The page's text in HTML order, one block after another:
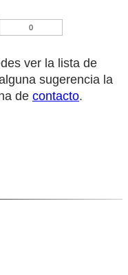
0
ver la lista de
sugerencia la
de contacto.